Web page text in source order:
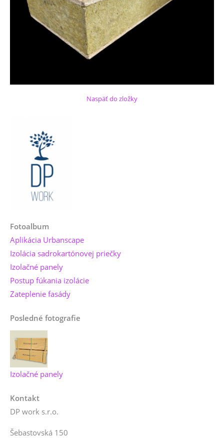
Naspäť do zložky
Fotoalbum
Aplikácia Urbanscape
Izolácia sadrokartónovej priečky
Izolačné panely
Postup fúkania izolácie
Zateplenie fasády
Posledné fotografie
Izolačné panely
Kontakt
DP work s.r.o.
Šebastovská 150